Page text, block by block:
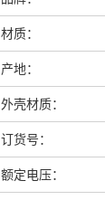
材质：
产地：
外壳材质：
订货号：
额定电压：